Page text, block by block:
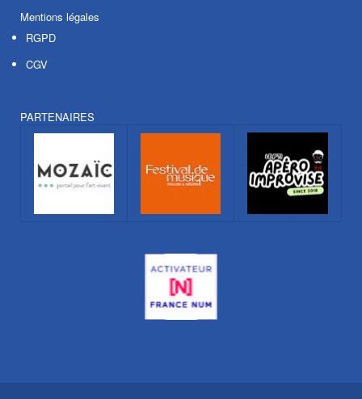
Mentions légales
RGPD
CGV
PARTENAIRES